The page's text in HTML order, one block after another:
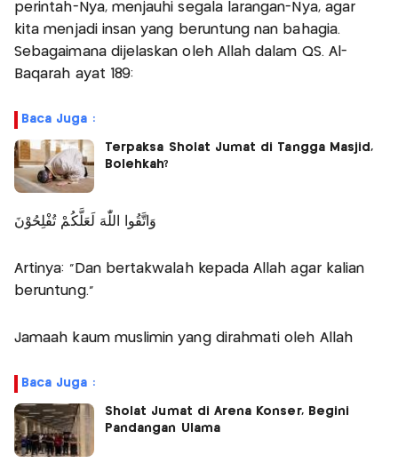
perintah-Nya, menjauhi segala larangan-Nya, agar
kita menjadi insan yang beruntung nan bahagia.
Sebagaimana dijelaskan oleh Allah dalam QS. Al-
Baqarah ayat 189:
Baca Juga :
Terpaksa Sholat Jumat di Tangga Masjid,
Bolehkah?
وَاتَّقُوا اللّٰهَ لَعَلَّكُمْ تُفْلِحُوْنَ
Artinya: “Dan bertakwalah kepada Allah agar kalian
beruntung.”
Jamaah kaum muslimin yang dirahmati oleh Allah
Baca Juga :
Sholat Jumat di Arena Konser, Begini
Pandangan Ulama